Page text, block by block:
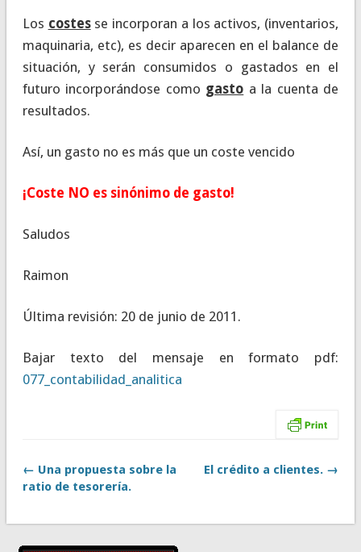
Los costesse incorporan a los activos, (inventarios,
maquinaria, etc), es decir aparecen en el balance de
situación, y serán consumidos o gastados en el
futuro incorporándose como gasto a la cuenta de
resultados.
Así, un gasto no es más que un coste vencido
¡Coste NO es sinónimo de gasto!
Saludos
Raimon
Última revisión: 20 de junio de 2011.
Bajar texto del mensaje en formato pdf:
077_contabilidad_analitica
← Una propuesta sobre la
ratio de tesorería.
El crédito a clientes. →